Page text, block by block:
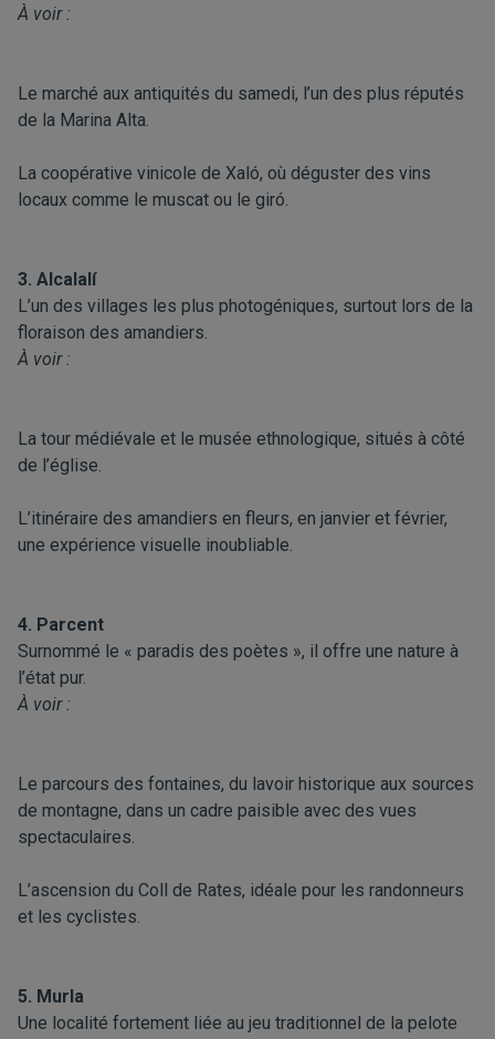
À voir :
Le marché aux antiquités du samedi, l’un des plus réputés
de la Marina Alta.
La coopérative vinicole de Xaló, où déguster des vins
locaux comme le muscat ou le giró.
3. Alcalalí
L’un des villages les plus photogéniques, surtout lors de la
floraison des amandiers.
À voir :
La tour médiévale et le musée ethnologique, situés à côté
de l’église.
L’itinéraire des amandiers en fleurs, en janvier et février,
une expérience visuelle inoubliable.
4. Parcent
Surnommé le « paradis des poètes », il offre une nature à
l’état pur.
À voir :
Le parcours des fontaines, du lavoir historique aux sources
de montagne, dans un cadre paisible avec des vues
spectaculaires.
L’ascension du Coll de Rates, idéale pour les randonneurs
et les cyclistes.
5. Murla
Une localité fortement liée au jeu traditionnel de la pelote